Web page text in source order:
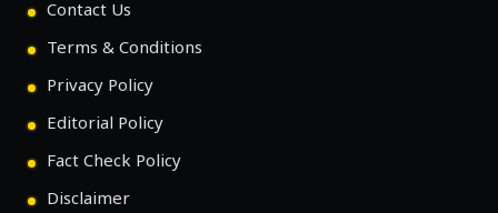
Contact Us
Terms & Conditions
Privacy Policy
Editorial Policy
Fact Check Policy
Disclaimer